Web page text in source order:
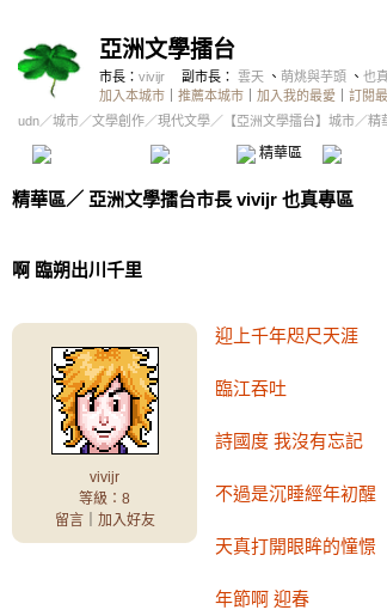
亞洲文學擂台
市長： vivijr 副市長： 雲天 、 萌烑與芋頭 、 也
加入本城市
推薦本城市 加入我的最愛
訂閱
udn／城市／文學創作／現代文學／ 【亞洲文學擂台】城市／精
精華區 投票區
精華區／ 亞洲文學擂台市長 vivijr 也真專區
啊 臨朔出川千里
vivijr
等級：8
留言｜ 加入好友
迎上千年咫尺天涯
臨江吞吐
詩國度 我沒有忘記
不過是沉睡經年初醒
天真打開眼眸的憧憬
年節啊 迎春